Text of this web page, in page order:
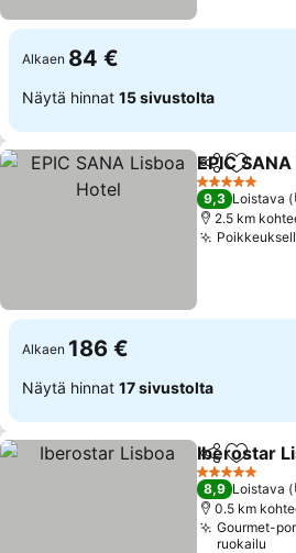
Alkaen 84 €
Näytä hinnat 15 sivustolta
Jaa Lisää
EPIC
5 Tähtiluokitus
9,3 Loistava
2.5 km
Alkaen 186 €
Näytä hinnat 17 sivustolta
Jaa Lisää
Iberostar
5 Tähtiluokitus
8,9 Loistava
0.5 km
Gourmet-
ruokailu